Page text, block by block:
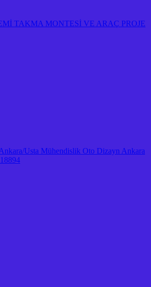
TAKMA MONTESİ VE ARAÇ PROJE
Usta Mühendislik Oto Dizayn Ankara